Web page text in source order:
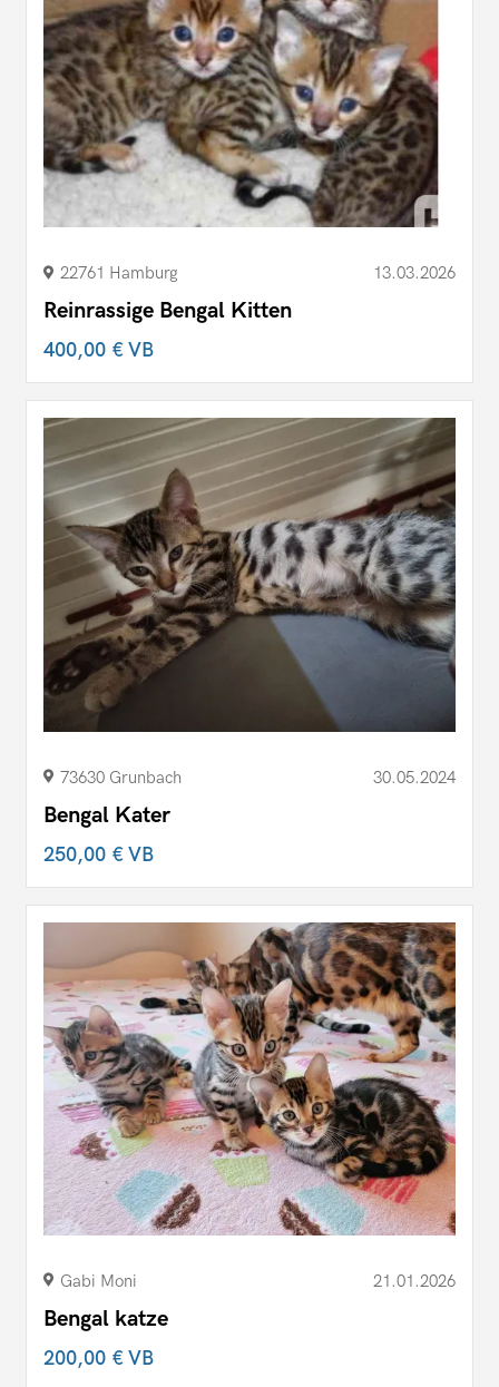
22761 Hamburg 13.03.2026
Reinrassige Bengal Kitten
400,00 €VB
73630 Grunbach 30.05.2024
Bengal Kater
250,00 €VB
Gabi Moni 21.01.2026
Bengal katze
200,00 €VB